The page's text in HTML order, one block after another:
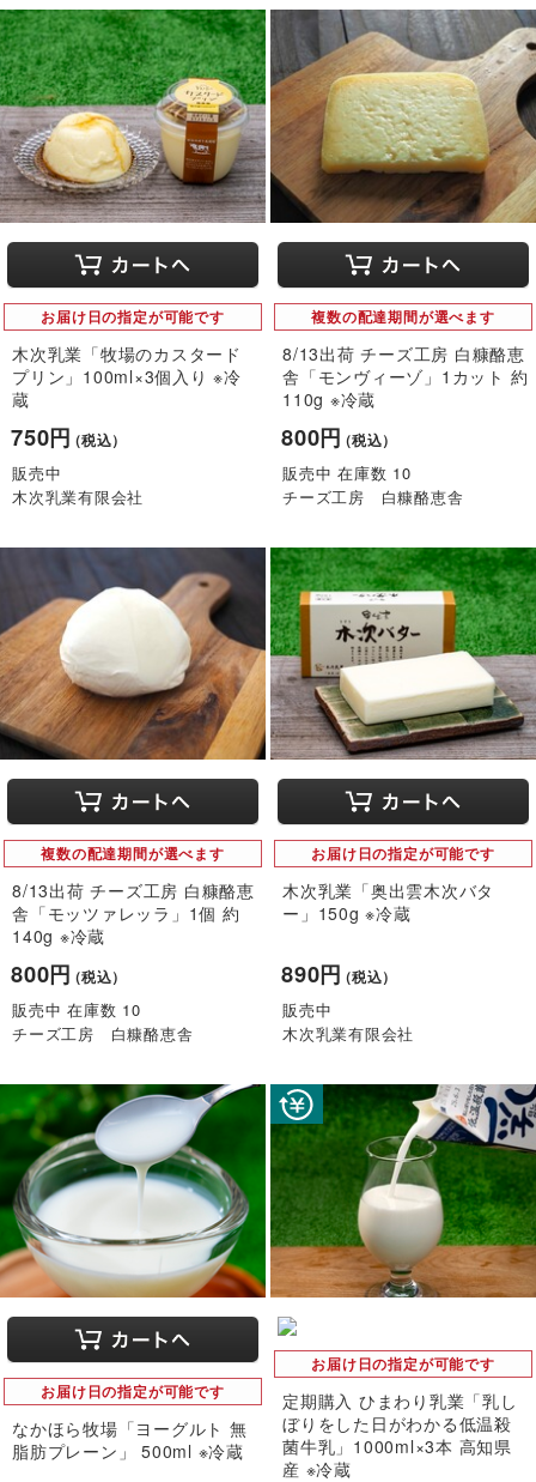
お届け日の指定が可能です
木次乳業「牧場のカスタード
プリン」100ml×3個入り ※冷
蔵
750円 （税込）
販売中
木次乳業有限会社
複数の配達期間が選べます
8/13出荷 チーズ工房 白糠酪恵
舎「モンヴィーゾ」1カット 約
110g ※冷蔵
800円 （税込）
販売中 在庫数 10
チーズ工房 白糠酪恵舎
複数の配達期間が選べます
8/13出荷 チーズ工房 白糠酪恵
舎「モッツァレッラ」1個 約
140g ※冷蔵
800円 （税込）
販売中 在庫数 10
チーズ工房 白糠酪恵舎
お届け日の指定が可能です
木次乳業「奥出雲木次バタ
ー」150g ※冷蔵
890円 （税込）
販売中
木次乳業有限会社
お届け日の指定が可能です
なかほら牧場「ヨーグルト 無
脂肪プレーン」 500ml ※冷蔵
お届け日の指定が可能です
定期購入 ひまわり乳業「乳し
ぼりをした日がわかる低温殺
菌牛乳」1000ml×3本 高知県
産 ※冷蔵